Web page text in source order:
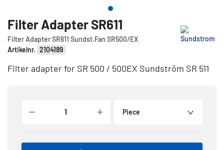
Filter Adapter SR611
Filter Adapter SR611 Sundst.Fan SR500/EX
Artikelnr. 2104189
Filter adapter for SR 500 / 500EX Sundström SR 511
Piece